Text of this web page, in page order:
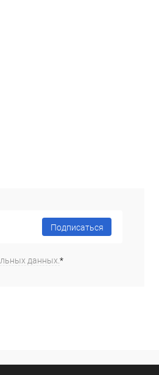
Подписаться
данных. *